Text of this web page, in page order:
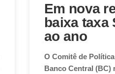
Em nova
baixa taxa
ao ano
O Comitê de
Banco Central (BC)